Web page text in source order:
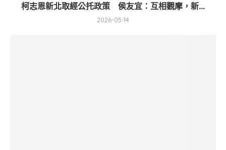
柯志恩新北取經公托政策 侯友宜：互相觀摩，新...
2026-05-14